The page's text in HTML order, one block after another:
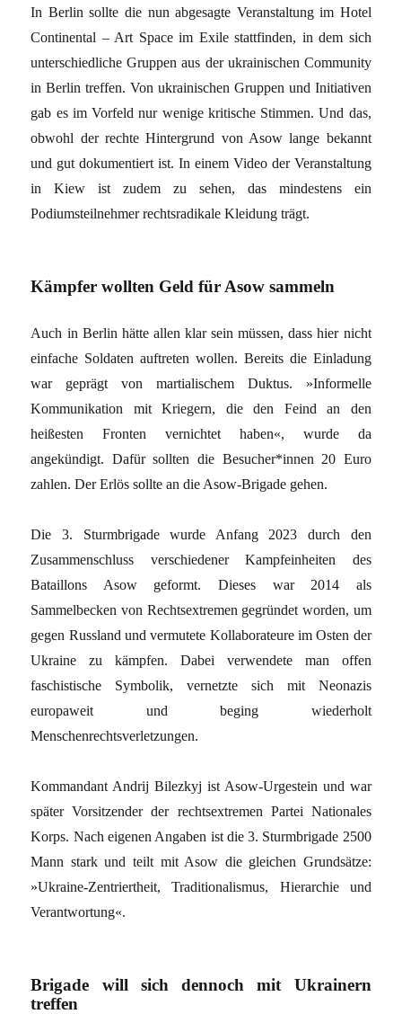
In Berlin sollte die nun abgesagte Veranstaltung im Hotel
Continental – Art Space im Exile stattfinden, in dem sich
unterschiedliche Gruppen aus der ukrainischen Community
in Berlin treffen. Von ukrainischen Gruppen und Initiativen
gab es im Vorfeld nur wenige kritische Stimmen. Und das,
obwohl der rechte Hintergrund von Asow lange bekannt
und gut dokumentiert ist. In einem Video der Veranstaltung
in Kiew ist zudem zu sehen, das mindestens ein
Podiumsteilnehmer rechtsradikale Kleidung trägt.
Kämpfer wollten Geld für Asow sammeln
Auch in Berlin hätte allen klar sein müssen, dass hier nicht
einfache Soldaten auftreten wollen. Bereits die Einladung
war geprägt von martialischem Duktus. »Informelle
Kommunikation mit Kriegern, die den Feind an den
heißesten Fronten vernichtet haben«, wurde da
angekündigt. Dafür sollten die Besucher*innen 20 Euro
zahlen. Der Erlös sollte an die Asow-Brigade gehen.
Die 3. Sturmbrigade wurde Anfang 2023 durch den
Zusammenschluss verschiedener Kampfeinheiten des
Bataillons Asow geformt. Dieses war 2014 als
Sammelbecken von Rechtsextremen gegründet worden, um
gegen Russland und vermutete Kollaborateure im Osten der
Ukraine zu kämpfen. Dabei verwendete man offen
faschistische Symbolik, vernetzte sich mit Neonazis
europaweit und beging wiederholt
Menschenrechtsverletzungen.
Kommandant Andrij Bilezkyj ist Asow-Urgestein und war
später Vorsitzender der rechtsextremen Partei Nationales
Korps. Nach eigenen Angaben ist die 3. Sturmbrigade 2500
Mann stark und teilt mit Asow die gleichen Grundsätze:
»Ukraine-Zentriertheit, Traditionalismus, Hierarchie und
Verantwortung«.
Brigade will sich dennoch mit Ukrainern
treffen